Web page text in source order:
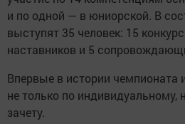
и по одной — в юниорской. В
выступят 35 человек: 15
наставников и 5
Впервые в истории чемпионата
не только по индивидуальному,
зачету.